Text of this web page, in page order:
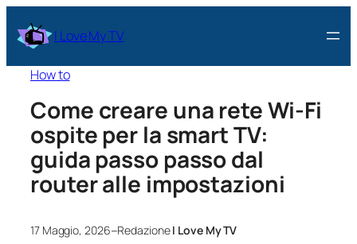
I Love My TV
How to
Come creare una rete Wi‑Fi
ospite per la smart TV:
guida passo passo dal
router alle impostazioni
17 Maggio, 2026–RedazioneI Love My TV